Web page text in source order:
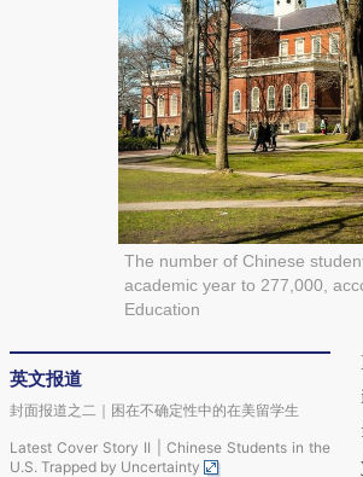
The number of Chinese
academic year to 277,000,
Education
英文报道
封面报道之二｜困在不确定性中的在美留学生
Latest Cover Story II | Chinese Students in the
U.S. Trapped by Uncertainty